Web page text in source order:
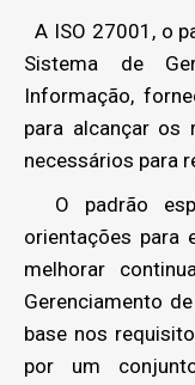
A ISO 27001, o
Sistema de
Informação,
para alcançar os
necessários para
O padrão
orientações para
melhorar
Gerenciamento
base nos
por um